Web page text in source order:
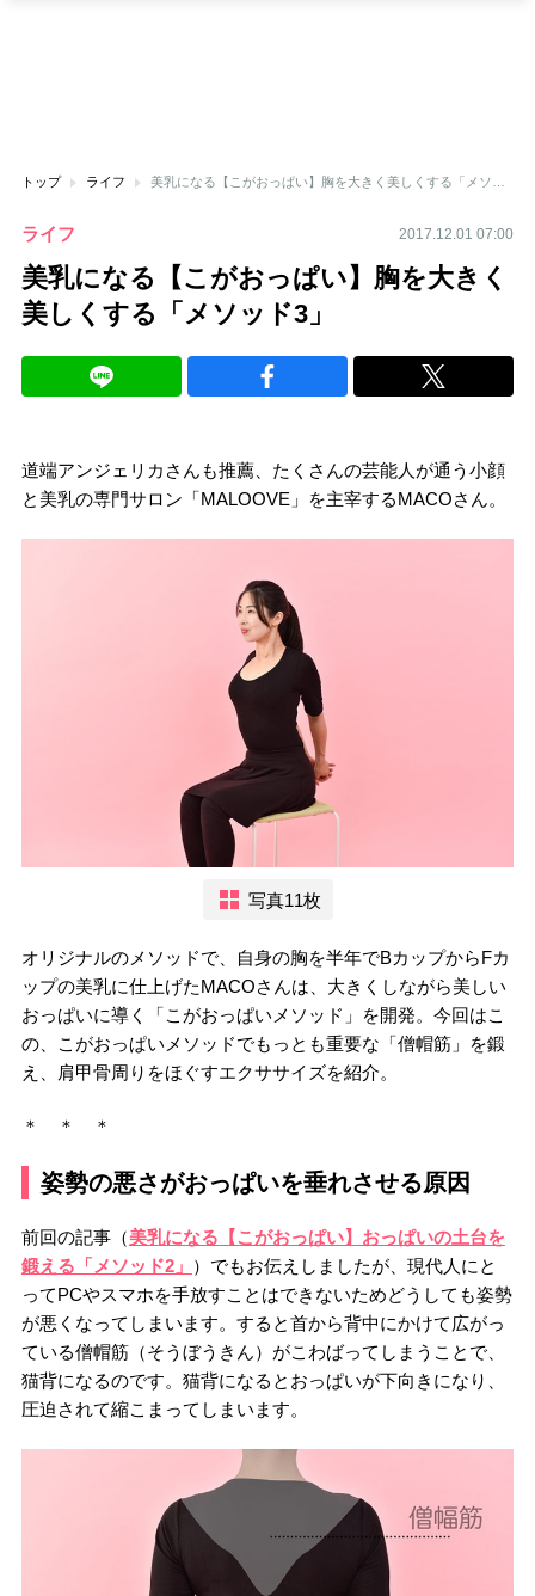
トップ ライフ
ライフ 2017.12.01 07:00
美乳になる【こがおっぱい】胸を大きく
美しくする「メソッド3」
道端アンジェリカさんも推薦、たくさんの芸能人が通う小顔
と美乳の専門サロン「MALOOVE」を主宰するMACOさん。
写真11枚
オリジナルのメソッドで、自身の胸を半年でBカップからFカ
ップの美乳に仕上げたMACOさんは、大きくしながら美しい
おっぱいに導く「こがおっぱいメソッド」を開発。今回はこ
の、こがおっぱいメソッドでもっとも重要な「僧帽筋」を鍛
え、肩甲骨周りをほぐすエクササイズを紹介。
＊ ＊ ＊
姿勢の悪さがおっぱいを垂れさせる原因
前回の記事（美乳になる【こがおっぱい】おっぱいの土台を
鍛える「メソッド2」 ）でもお伝えしましたが、現代人にと
ってPCやスマホを手放すことはできないためどうしても姿勢
が悪くなってしまいます。すると首から背中にかけて広がっ
ている僧帽筋（そうぼうきん）がこわばってしまうことで、
猫背になるのです。猫背になるとおっぱいが下向きになり、
圧迫されて縮こまってしまいます。